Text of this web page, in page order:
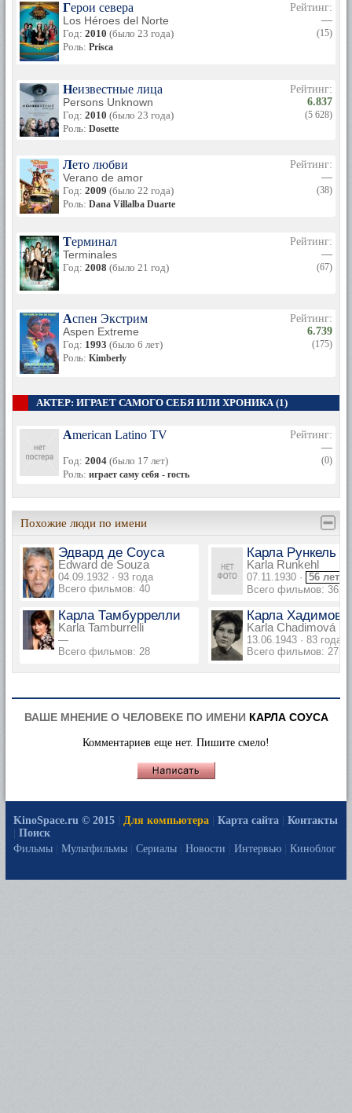
Герои севера
Los Héroes del Norte
Год: 2010 (было 23 года)
Роль: Prisca
Рейтинг:
—
(15)
Неизвестные лица
Persons Unknown
Год: 2010 (было 23 года)
Роль: Dosette
Рейтинг:
6.837
(5 628)
Лето любви
Verano de amor
Год: 2009 (было 22 года)
Роль: Dana Villalba Duarte
Рейтинг:
—
(38)
Терминал
Terminales
Год: 2008 (было 21 год)
Рейтинг:
—
(67)
Аспен Экстрим
Aspen Extreme
Год: 1993 (было 6 лет)
Роль: Kimberly
Рейтинг:
6.739
(175)
АКТЕР: ИГРАЕТ САМОГО СЕБЯ ИЛИ ХРОНИКА (1)
American Latino TV
Год: 2004 (было 17 лет)
Роль: играет саму себя - гость
Рейтинг:
—
(0)
Похожие люди по имени
Эдвард де Соуса
Edward de Souza
04.09.1932 · 93 года
Всего фильмов: 40
Карла Рункель
Karla Runkehl
07.11.1930 · 56 лет
Всего фильмов: 36
Карла Тамбуррелли
Karla Tamburrelli
—
Всего фильмов: 28
Карла Хадимова
Karla Chadimová
13.06.1943 · 83 года
Всего фильмов: 27
ВАШЕ МНЕНИЕ О ЧЕЛОВЕКЕ ПО ИМЕНИ КАРЛА СОУСА
Комментариев еще нет. Пишите смело!
KinoSpace.ru © 2015 Для компьютера Карта сайта
Контакты
Поиск
Фильмы
Мультфильмы Сериалы Новости Интервью Киноблог